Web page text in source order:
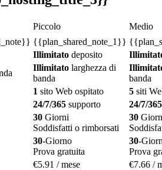
Piccolo
Medio
{{plan_shared_note_1 }} {{
Illimitato deposito
Illimitato larghezza di
banda
banda
1 sito Web ospitato 5 siti
24/7/365 supporto
24/7/365
30 Giorni
Soddisfatti o rimborsati
30
30-Giorno
Prova gratuita
30-
Prova
€5.91 / mese €7.66 /